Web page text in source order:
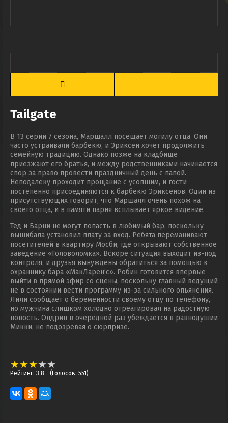
Tailgate
В 13 серии 7 сезона, Маршалл посещает могилу отца. Они
часто устраивали барбекю, и Эриксен хочет продолжить
семейную традицию. Однако позже на кладбище
приезжают его братья, и между родственниками начинается
спор за право провести праздничный день с папой.
Неподалеку проходит прощание с усопшим, и гости
постепенно присоединяются к барбекю Эриксенов. Один из
присутствующих говорит, что Маршалл очень похож на
своего отца, и в памяти парня всплывает яркое видение.
Тед и Барни не могут попасть в любимый бар, поскольку
вышибала установил плату за вход. Ребята переманивают
посетителей в квартиру Мосби, где открывают собственное
заведение «Головоломка». Вскоре ситуация выходит из-под
контроля, и друзья вынуждены обратиться за помощью к
охраннику бара «МакЛарен’с». Робин готовится впервые
выйти в прямой эфир со сцены, поскольку главный ведущий
не в состоянии вести программу из-за сильного опьянения.
Лили сообщает о беременности своему отцу по телефону,
но мужчина слишком холодно отреагировал на радостную
новость. Олдрин в очередной раз убеждается в равнодушии
Микки, не подозревая о сюрпризе.
Рейтинг: 3.8 - (Голосов: 551)